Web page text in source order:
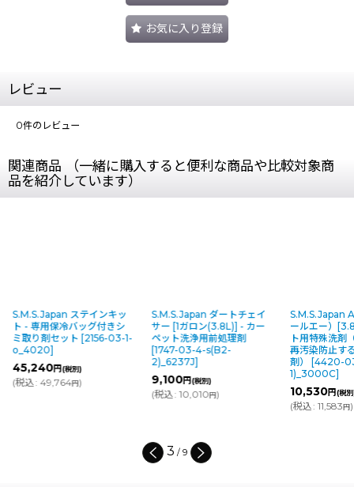
お気に入り登録
レビュー
0件のレビュー
関連商品 （一緒に購入すると便利な商品や比較対象商
品を紹介しています）
S.M.S.Japan ステインキッ
ト - 専用保冷バッグ付きシ
ミ取り剤セット [2156-03-1-
o_4020]
45,240円(税別)
(税込: 49,764円)
S.M.S.Japan ダートチェイ
サー [1ガロン(3.8L)] - カー
ペット洗浄用前処理剤
[1747-03-4-s(B2-
2)_6237J]
9,100円(税別)
(税込: 10,010円)
S.M.S.Japan
ールエー）
ト用特殊洗剤
再汚染防止す
剤）
[4420-
1)_3000C]
10,530円(税
(税込: 11,583円)
3 / 9